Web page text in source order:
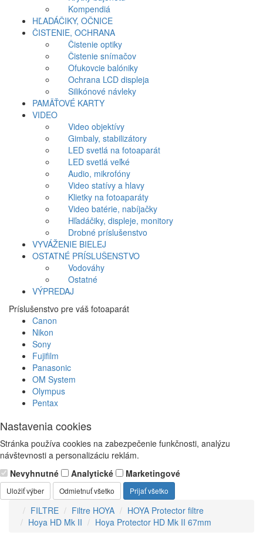
Kompendiá
HĽADÁČIKY, OČNICE
ČISTENIE, OCHRANA
Čistenie optiky
Čistenie snímačov
Ofukovcie balóniky
Ochrana LCD displeja
Silikónové návleky
PAMÄŤOVÉ KARTY
VIDEO
Video objektívy
Gimbaly, stabilizátory
LED svetlá na fotoaparát
LED svetlá veľké
Audio, mikrofóny
Video statívy a hlavy
Klietky na fotoaparáty
Video batérie, nabíjačky
Hľadáčiky, displeje, monitory
Drobné príslušenstvo
VYVÁŽENIE BIELEJ
OSTATNÉ PRÍSLUŠENSTVO
Vodováhy
Ostatné
VÝPREDAJ
Príslušenstvo pre váš fotoaparát
Canon
Nikon
Sony
Fujifilm
Panasonic
OM System
Olympus
Pentax
Nastavenia cookies
Stránka používa cookies na zabezpečenie funkčnosti, analýzu
návštevnosti a personalizáciu reklám.
Nevyhnutné
Analytické Marketingové
Uložiť výber Odmietnuť všetko Prijať všetko
FILTRE Filtre HOYA
HOYA Protector filtre
Hoya HD Mk II
Hoya Protector HD Mk II 67mm